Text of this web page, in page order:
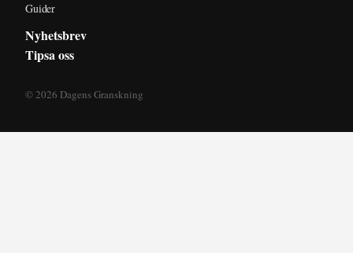
Guider
Nyhetsbrev
Tipsa oss
© 2026 Dagens Granskning